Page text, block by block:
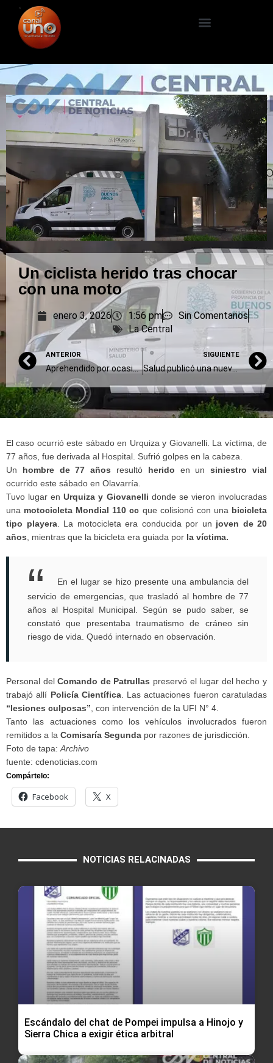
Un ciclista herido tras chocar
con una moto
enero 3, 2026 1:56 pm
Sin Comentarios
La Central
ANTERIOR
Aprehendido por ocasionar disturbios y atacar a la Policía
SIGUIENTE
Salud publicó una nueva guía nacional para combatir el brote de coqueluche
El caso ocurrió este sábado en Urquiza y Giovanelli. La víctima, de
77 años, fue derivada al Hospital. Sufrió golpes en la cabeza.
Un hombre de 77 años resultó herido en unsiniestro vial
ocurrido este sábado en Olavarría.
Tuvo lugar enUrquiza y Giovanelli donde se vieron involucradas
una motocicleta Mondial 110 cc que colisionó con una bicicleta
tipo playera. La motocicleta era conducida por un joven de 20
años , mientras que la bicicleta era guiada por la víctima.
En el lugar se hizo presente una ambulancia del
servicio de emergencias, que trasladó al hombre de 77
años al Hospital Municipal. Según se pudo saber, se
constató que presentaba traumatismo de cráneo sin
riesgo de vida. Quedó internado en observación.
Personal delComando de Patrullas preservó el lugar del hecho y
trabajó allí Policía Científica. Las actuaciones fueron caratuladas
“lesiones culposas” , con intervención de la UFI N° 4.
Tanto las actuaciones como los vehículos involucrados fueron
remitidos a la Comisaría Segunda por razones de jurisdicción.
Foto de tapa: Archivo
fuente: cdenoticias.com
Compártelo:
Facebook X
NOTICIAS RELACINADAS
Escándalo del chat de Pompei impulsa a Hinojo y
Sierra Chica a exigir ética arbitral